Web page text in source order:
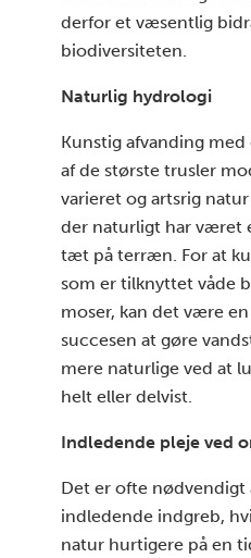
derfor et væsentlig
biodiversiteten.
Naturlig hydrologi
Kunstig afvanding
af de største trusler
varieret og artsrig
der naturligt har været
tæt på terræn. For at
som er tilknyttet våde
moser, kan det være
succesen at gøre
mere naturlige ved at
helt eller delvist.
Indledende pleje ved
Det er ofte
indledende indgreb,
natur hurtigere på en